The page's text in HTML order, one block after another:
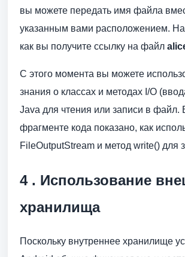
вы можете передать имя файла
указанным вами расположением.
как вы получите ссылку на файл
С этого момента вы можете
знания о классах и методах I/O
Java для чтения или записи в
фрагменте кода показано, как
FileOutputStream и метод write() для
4 . Использование
хранилища
Поскольку внутреннее хранилище